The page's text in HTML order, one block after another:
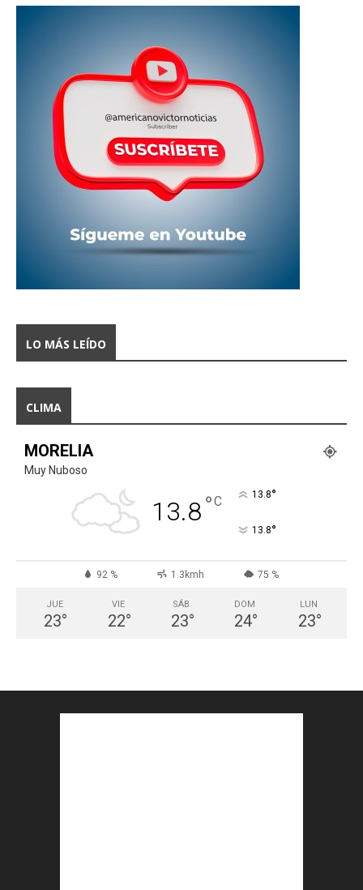
LO MÁS LEÍDO
CLIMA
MORELIA
Muy Nuboso
13.8°C 13.8°
13.8°
92 % 1.3kmh 75 %
JUE
23°
VIE
22°
SÁB
23°
DOM
24°
LUN
23°